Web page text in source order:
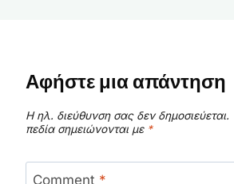
Αφήστε μια απάντηση
Η ηλ. διεύθυνση σας δεν δημοσιεύεται.
πεδία σημειώνονται με *
Comment *